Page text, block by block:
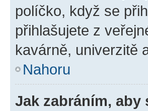
políčko, když se
přihlašujete z
kavárně, univerzitě
Nahoru
Jak zabráním,